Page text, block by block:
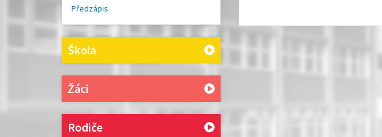
Předzápis
Škola
Žáci
Rodiče